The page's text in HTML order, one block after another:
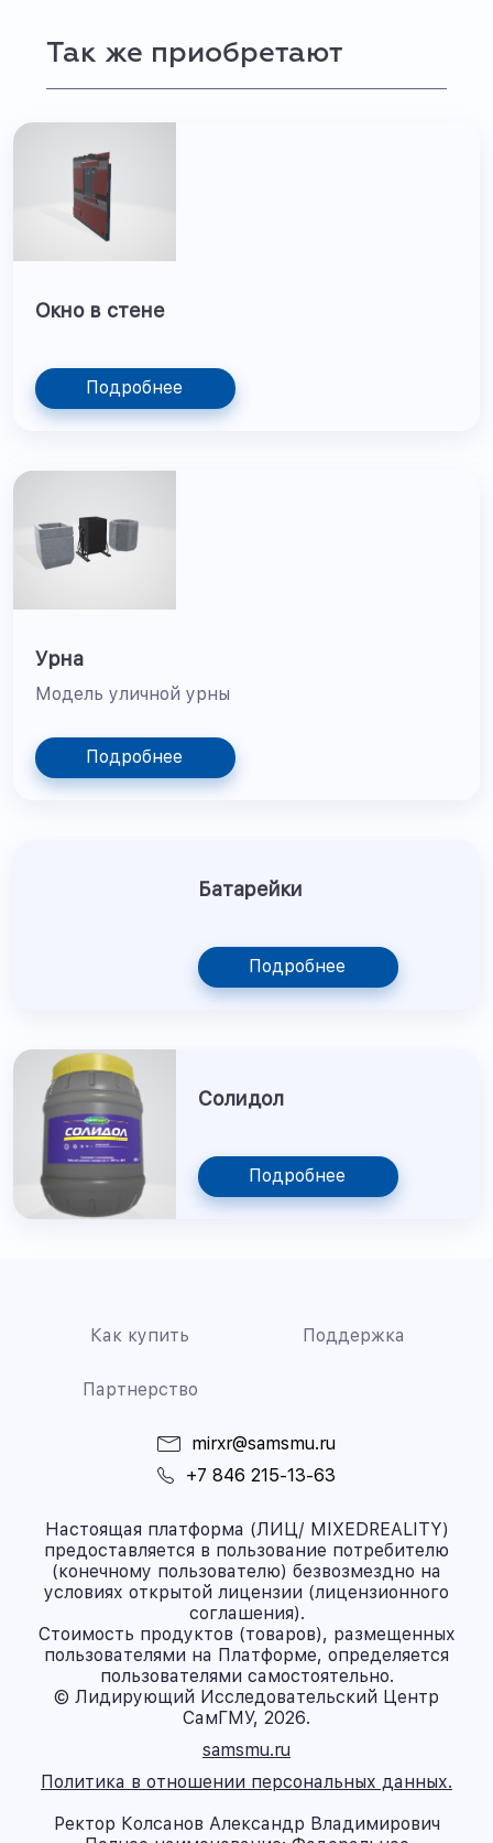
Так же приобретают
Окно в стене
Подробнее
Урна
Модель уличной урны
Подробнее
Батарейки
Подробнее
Солидол
Подробнее
Как купить Поддержка
Партнерство
mirxr@samsmu.ru
+7 846 215-13-63
Настоящая платформа (ЛИЦ/ MIXEDREALITY)
предоставляется в пользование потребителю
(конечному пользователю) безвозмездно на
условиях открытой лицензии (лицензионного
соглашения).
Стоимость продуктов (товаров), размещенных
пользователями на Платформе, определяется
пользователями самостоятельно.
© Лидирующий Исследовательский Центр
СамГМУ, 2026.
samsmu.ru
Политика в отношении персональных данных.
Ректор Колсанов Александр Владимирович